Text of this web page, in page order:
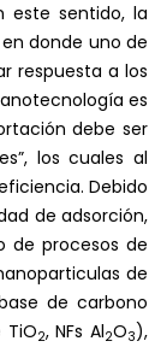
este sentido, la
donde uno de
respuesta a los
es
debe ser
los cuales al
Debido
de adsorción,
de procesos de
de
de carbono
TiO2, NFs Al2O3),